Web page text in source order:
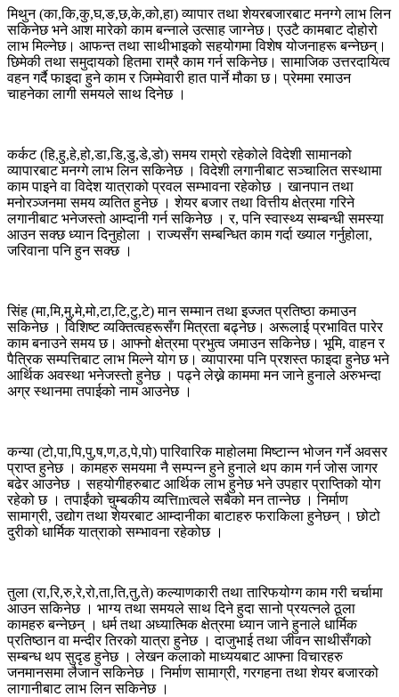
मिथुन (का,कि,कु,घ,ङ,छ,के,को,हा) व्यापार तथा शेयरबजारबाट मनग्गे लाभ लिन
सकिनेछ भने आश मारेको काम बन्नाले उत्साह जाग्नेछ। एउटै कामबाट दोहोरो
लाभ मिल्नेछ। आफन्त तथा साथीभाइको सहयोगमा विशेष योजनाहरू बन्नेछन्।
छिमेकी तथा समुदायको हितमा राम्रै काम गर्न सकिनेछ। सामाजिक उत्तरदायित्व
वहन गर्दै फाइदा हुने काम र जिम्मेवारी हात पार्ने मौका छ। प्रेममा रमाउन
चाहनेका लागी समयले साथ दिनेछ ।
कर्कट (हि,हु,हे,हो,डा,डि,डु,डे,डो) समय राम्रो रहेकोले विदेशी सामानको
व्यापारबाट मनग्गे लाभ लिन सकिनेछ । विदेशी लगानीबाट सञ्चालित सस्थामा
काम पाइने वा विदेश यात्राको प्रवल सम्भावना रहेकोछ । खानपान तथा
मनोरञ्जनमा समय व्यतित हुनेछ । शेयर बजार तथा वित्तीय क्षेत्रमा गरिने
लगानीबाट भनेजस्तो आम्दानी गर्न सकिनेछ । र, पनि स्वास्थ्य सम्बन्धी समस्या
आउन सक्छ ध्यान दिनुहोला । राज्यसँग सम्बन्धित काम गर्दा ख्याल गर्नुहोला,
जरिवाना पनि हुन सक्छ ।
सिंह (मा,मि,मु,मे,मो,टा,टि,टु,टे) मान सम्मान तथा इज्जत प्रतिष्ठा कमाउन
सकिनेछ । विशिष्ट व्यक्तित्वहरूसँग मित्रता बढ्नेछ। अरूलाई प्रभावित पारेर
काम बनाउने समय छ। आफ्नो क्षेत्रमा प्रभुत्व जमाउन सकिनेछ। भूमि, वाहन र
पैत्रिक सम्पत्तिबाट लाभ मिल्ने योग छ। व्यापारमा पनि प्रशस्त फाइदा हुनेछ भने
आर्थिक अवस्था भनेजस्तो हुनेछ । पढ्ने लेख्ने काममा मन जाने हुनाले अरुभन्दा
अग्र स्थानमा तपाईको नाम आउनेछ ।
कन्या (टो,पा,पि,पु,ष,ण,ठ,पे,पो) पारिवारिक माहोलमा मिष्टान्न भोजन गर्ने अवसर
प्राप्त हुनेछ । कामहरु समयमा नै सम्पन्न हुने हुनाले थप काम गर्न जोस जागर
बढेर आउनेछ । सहयोगीहरुबाट आर्थिक लाभ हुनेछ भने उपहार प्राप्तिको योग
रहेको छ । तपाईंको चुम्बकीय व्यत्तिmत्वले सबैको मन तान्नेछ । निर्माण
सामाग्री, उद्योग तथा शेयरबाट आम्दानीका बाटाहरु फराकिला हुनेछन् । छोटो
दुरीको धार्मिक यात्राको सम्भावना रहेकोछ ।
तुला (रा,रि,रु,रे,रो,ता,ति,तु,ते) कल्याणकारी तथा तारिफयोग्ग काम गरी चर्चामा
आउन सकिनेछ । भाग्य तथा समयले साथ दिने हुदा सानो प्रयत्नले ठूला
कामहरु बन्नेछन् । धर्म तथा अध्यात्मिक क्षेत्रमा ध्यान जाने हुनाले धार्मिक
प्रतिष्ठान वा मन्दीर तिरको यात्रा हुनेछ । दाजुभाई तथा जीवन साथीसँगको
सम्बन्ध थप सुदृड हुनेछ । लेखन कलाको माध्ययबाट आफ्ना विचारहरु
जनमानसमा लैजान सकिनेछ । निर्माण सामाग्री, गरगहना तथा शेयर बजारको
लागानीबाट लाभ लिन सकिनेछ ।